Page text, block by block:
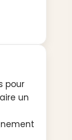
pour
un